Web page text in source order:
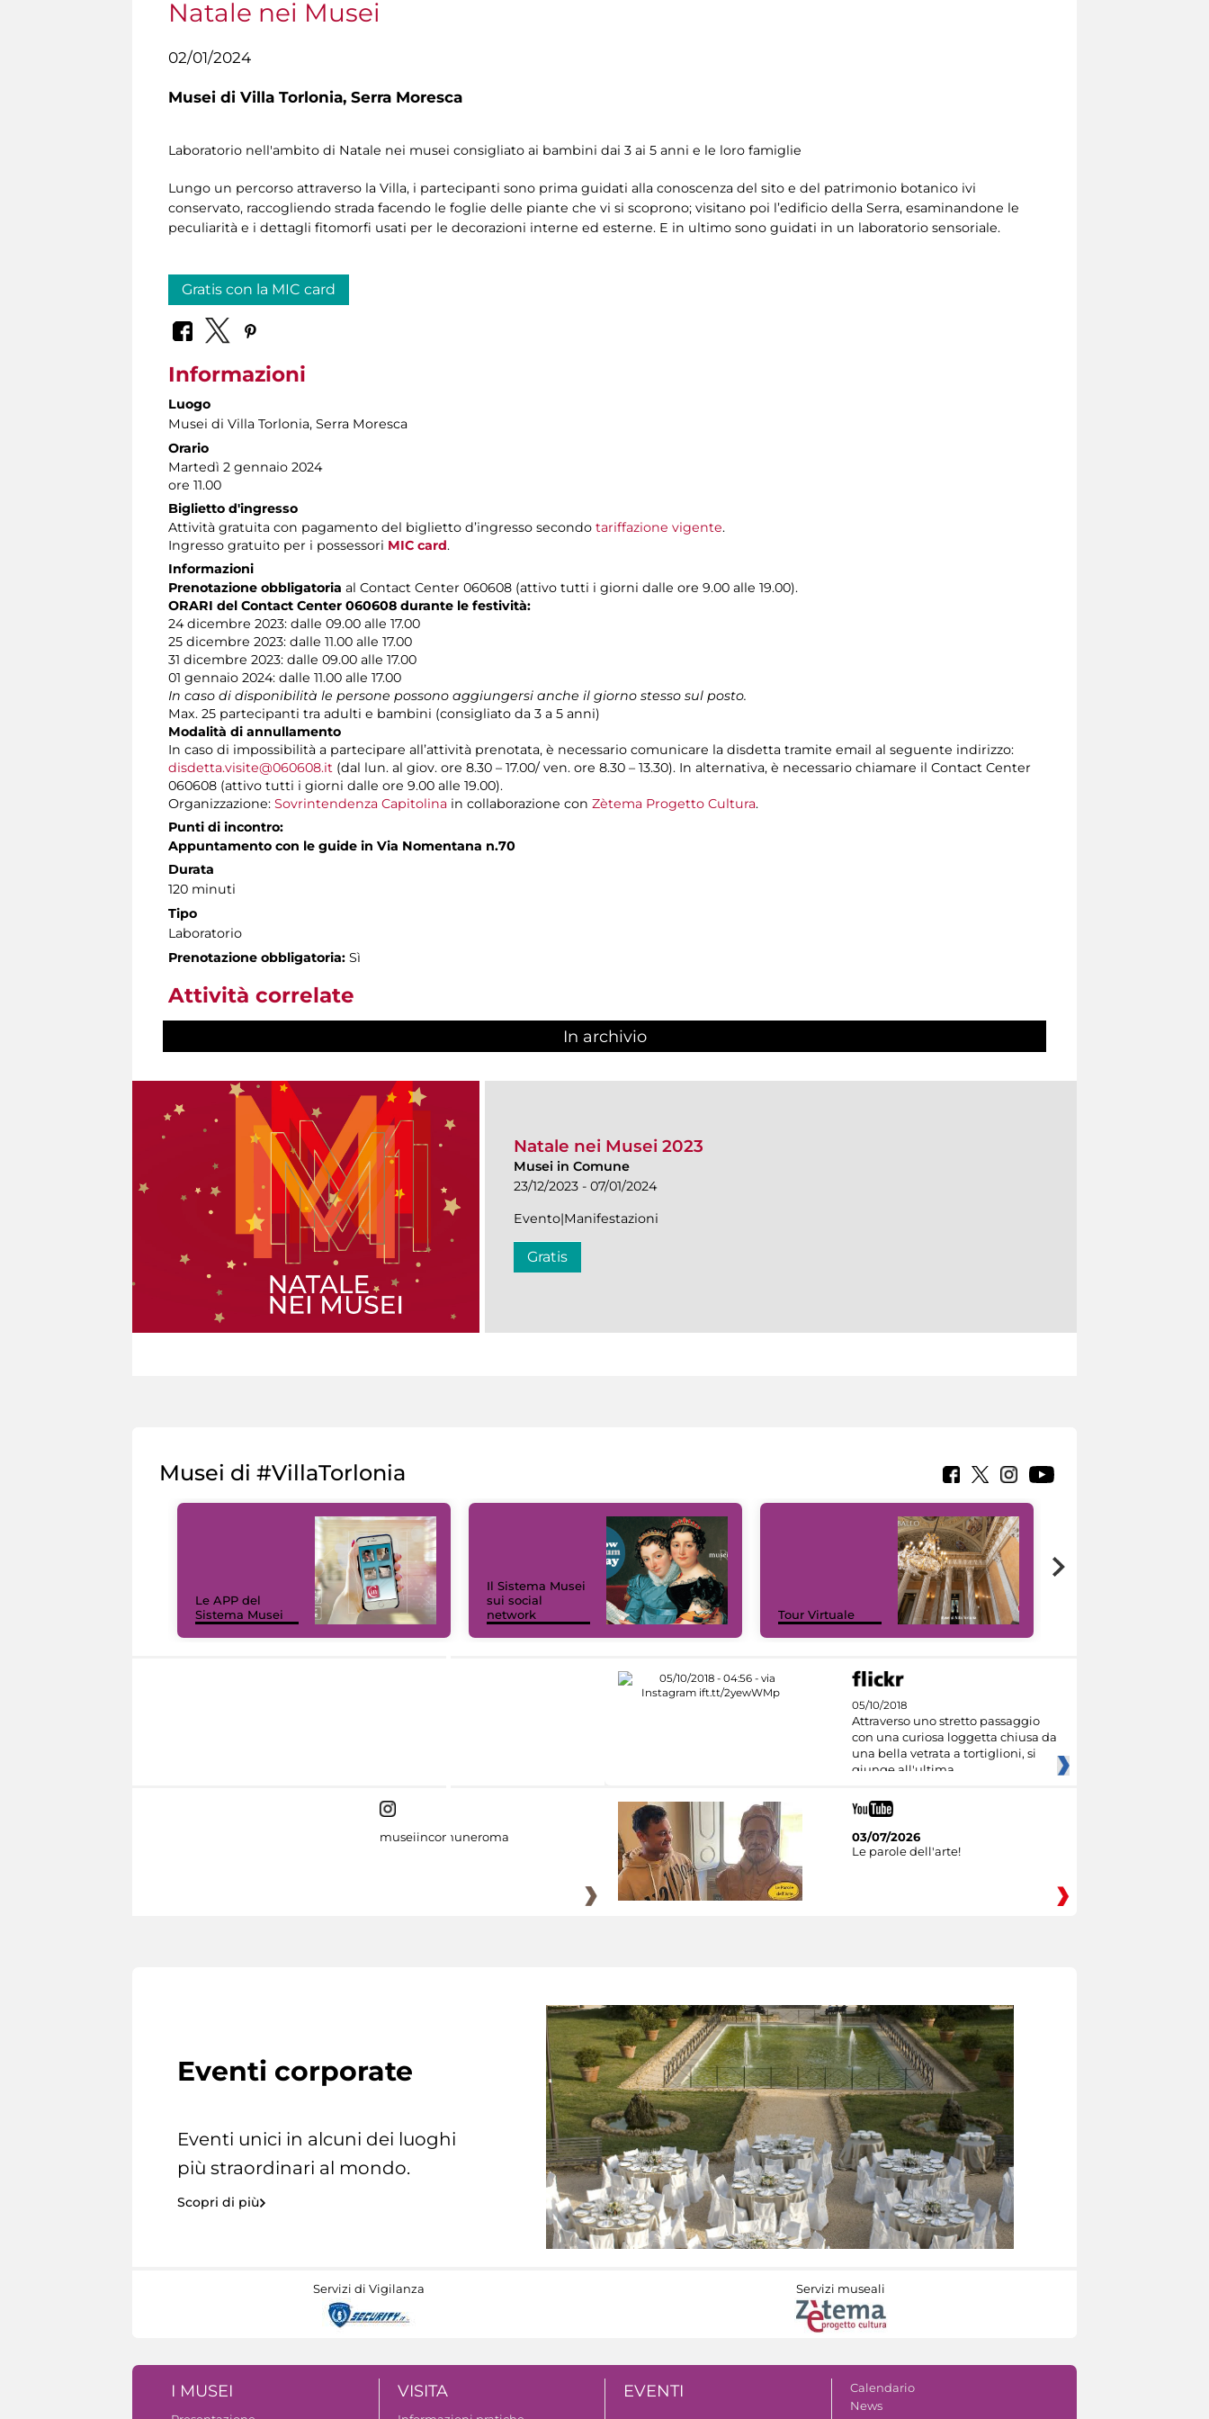
Natale nei Musei
02/01/2024
Musei di Villa Torlonia, Serra Moresca
Laboratorio nell'ambito di Natale nei musei consigliato ai bambini dai 3 ai 5 anni e le loro famiglie
Lungo un percorso attraverso la Villa, i partecipanti sono prima guidati alla conoscenza del sito e del patrimonio botanico ivi
conservato, raccogliendo strada facendo le foglie delle piante che vi si scoprono; visitano poi l’edificio della Serra, esaminandone le
peculiarità e i dettagli fitomorfi usati per le decorazioni interne ed esterne. E in ultimo sono guidati in un laboratorio sensoriale.
Gratis con la MIC card
Informazioni
Luogo
Musei di Villa Torlonia, Serra Moresca
Orario
Martedì 2 gennaio 2024
ore 11.00
Biglietto d'ingresso
Attività gratuita con pagamento del biglietto d’ingresso secondo tariffazione vigente.
Ingresso gratuito per i possessori MIC card.
Informazioni
Prenotazione obbligatoria al Contact Center 060608 (attivo tutti i giorni dalle ore 9.00 alle 19.00).
ORARI del Contact Center 060608 durante le festività:
24 dicembre 2023: dalle 09.00 alle 17.00
25 dicembre 2023: dalle 11.00 alle 17.00
31 dicembre 2023: dalle 09.00 alle 17.00
01 gennaio 2024: dalle 11.00 alle 17.00
In caso di disponibilità le persone possono aggiungersi anche il giorno stesso sul posto.
Max. 25 partecipanti tra adulti e bambini (consigliato da 3 a 5 anni)
Modalità di annullamento
In caso di impossibilità a partecipare all’attività prenotata, è necessario comunicare la disdetta tramite email al seguente indirizzo:
disdetta.visite@060608.it (dal lun. al giov. ore 8.30 – 17.00/ ven. ore 8.30 – 13.30). In alternativa, è necessario chiamare il Contact Center
060608 (attivo tutti i giorni dalle ore 9.00 alle 19.00).
Organizzazione: Sovrintendenza Capitolina in collaborazione con Zètema Progetto Cultura.
Punti di incontro:
Appuntamento con le guide in Via Nomentana n.70
Durata
120 minuti
Tipo
Laboratorio
Prenotazione obbligatoria: Sì
Attività correlate
In archivio
Natale nei Musei 2023
Musei in Comune
23/12/2023 - 07/01/2024
Evento|Manifestazioni
Gratis
Musei di #VillaTorlonia
Le APP del
Sistema Musei
Il Sistema Musei
sui social
network
Tour Virtuale
05/10/2018
Attraverso uno stretto passaggio
con una curiosa loggetta chiusa da
una bella vetrata a tortiglioni, si
giunge all'ultima
museiincomuneroma
03/07/2026
Le parole dell'arte!
Eventi corporate
Eventi unici in alcuni dei luoghi
più straordinari al mondo.
Scopri di più
Servizi di Vigilanza Servizi museali
I MUSEI VISITA EVENTI
Calendario
News